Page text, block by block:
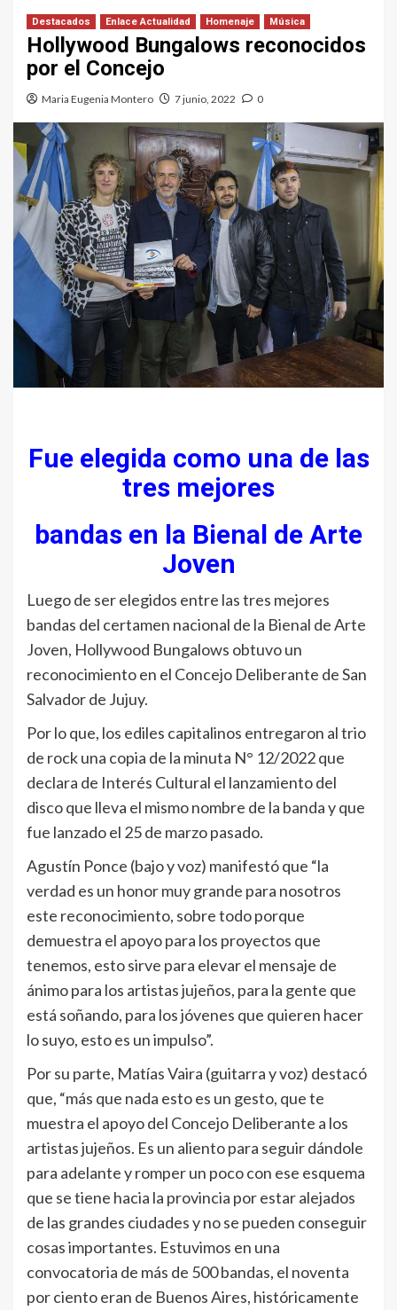
Destacados Enlace Actualidad Homenaje Música
Hollywood Bungalows reconocidos
por el Concejo
Maria Eugenia Montero 7 junio, 2022 0
Fue elegida como una de las
tres mejores
bandas en la Bienal de Arte
Joven
Luego de ser elegidos entre las tres mejores
bandas del certamen nacional de la Bienal de Arte
Joven, Hollywood Bungalows obtuvo un
reconocimiento en el Concejo Deliberante de San
Salvador de Jujuy.
Por lo que, los ediles capitalinos entregaron al trio
de rock una copia de la minuta N° 12/2022 que
declara de Interés Cultural el lanzamiento del
disco que lleva el mismo nombre de la banda y que
fue lanzado el 25 de marzo pasado.
Agustín Ponce (bajo y voz) manifestó que “la
verdad es un honor muy grande para nosotros
este reconocimiento, sobre todo porque
demuestra el apoyo para los proyectos que
tenemos, esto sirve para elevar el mensaje de
ánimo para los artistas jujeños, para la gente que
está soñando, para los jóvenes que quieren hacer
lo suyo, esto es un impulso”.
Por su parte, Matías Vaira (guitarra y voz) destacó
que, “más que nada esto es un gesto, que te
muestra el apoyo del Concejo Deliberante a los
artistas jujeños. Es un aliento para seguir dándole
para adelante y romper un poco con ese esquema
que se tiene hacia la provincia por estar alejados
de las grandes ciudades y no se pueden conseguir
cosas importantes. Estuvimos en una
convocatoria de más de 500 bandas, el noventa
por ciento eran de Buenos Aires, históricamente